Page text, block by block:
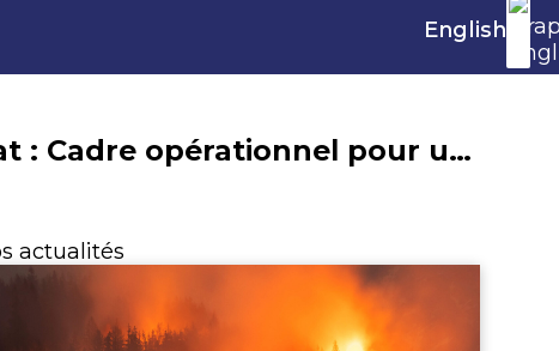
English
Reporting climat : Cadre opérationnel pour un dialogue constructif entre investisseurs et entreprises
actualités